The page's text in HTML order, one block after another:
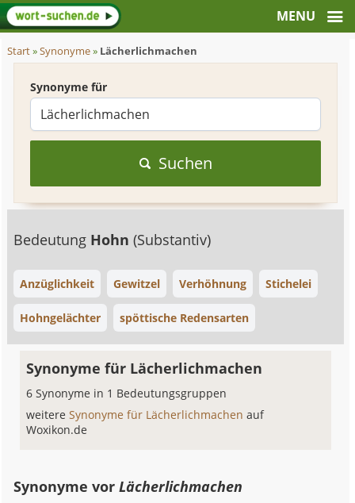
Start»Synonyme» Lächerlichmachen
Synonyme für
Suchen
Bedeutung Hohn(Substantiv)
Anzüglichkeit Gewitzel Verhöhnung Stichelei
Hohngelächter spöttische Redensarten
Synonyme für Lächerlichmachen
6 Synonyme in 1 Bedeutungsgruppen
weitereSynonyme für Lächerlichmachenauf
Woxikon.de
Synonyme vorLächerlichmachen